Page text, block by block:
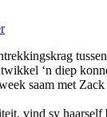
‘n diep
saam met
vind sy haarself